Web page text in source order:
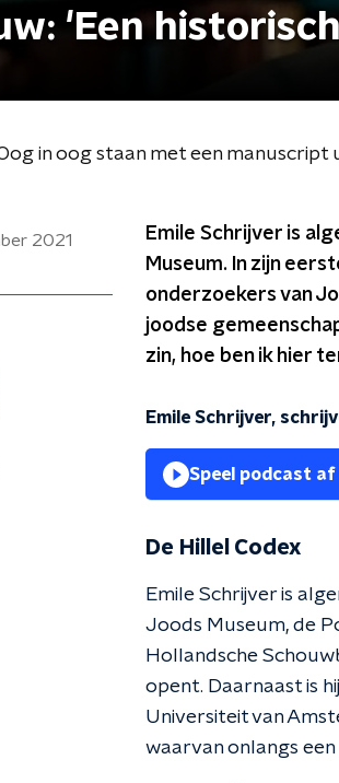
'Een
in oog staan met een manuscript
2021
Emile Schrijver is
Museum. In zijn
onderzoekers van
joodse
zin, hoe ben ik hier
Emile Schrijver,
Speel podcast af
De Hillel Codex
Emile Schrijver is
Joods Museum, de
Hollandsche
opent. Daarnaast is
Universiteit van
waarvan onlangs